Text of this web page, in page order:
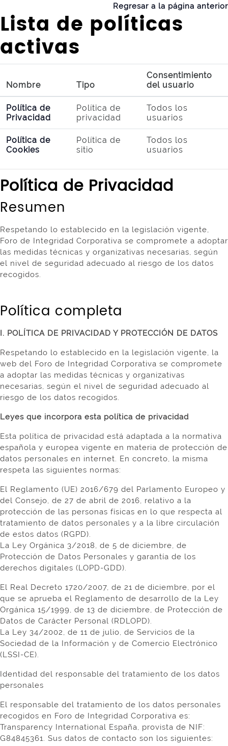
Regresar a la página anterior
Lista de políticas
activas
Nombre Tipo
Consentimiento
del usuario
Política de
Privacidad
Política de
privacidad
Todos los
usuarios
Política de
Cookies
Política de
sitio
Todos los
usuarios
Política de Privacidad
Resumen
Respetando lo establecido en la legislación vigente,
Foro de Integridad Corporativa se compromete a adoptar
las medidas técnicas y organizativas necesarias, según
el nivel de seguridad adecuado al riesgo de los datos
recogidos.
Política completa
I. POLÍTICA DE PRIVACIDAD Y PROTECCIÓN DE DATOS
Respetando lo establecido en la legislación vigente, la
web del Foro de Integridad Corporativa se compromete
a adoptar las medidas técnicas y organizativas
necesarias, según el nivel de seguridad adecuado al
riesgo de los datos recogidos.
Leyes que incorpora esta política de privacidad
Esta política de privacidad está adaptada a la normativa
española y europea vigente en materia de protección de
datos personales en internet. En concreto, la misma
respeta las siguientes normas:
El Reglamento (UE) 2016/679 del Parlamento Europeo y
del Consejo, de 27 de abril de 2016, relativo a la
protección de las personas físicas en lo que respecta al
tratamiento de datos personales y a la libre circulación
de estos datos (RGPD).
La Ley Orgánica 3/2018, de 5 de diciembre, de
Protección de Datos Personales y garantía de los
derechos digitales (LOPD-GDD).
El Real Decreto 1720/2007, de 21 de diciembre, por el
que se aprueba el Reglamento de desarrollo de la Ley
Orgánica 15/1999, de 13 de diciembre, de Protección de
Datos de Carácter Personal (RDLOPD).
La Ley 34/2002, de 11 de julio, de Servicios de la
Sociedad de la Información y de Comercio Electrónico
(LSSI-CE).
Identidad del responsable del tratamiento de los datos
personales
El responsable del tratamiento de los datos personales
recogidos en Foro de Integridad Corporativa es:
Transparency International España, provista de NIF:
G84845361. Sus datos de contacto son los siguientes: